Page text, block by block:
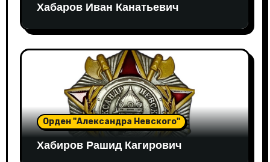
Хабаров Иван Канатьевич
Орден "Александра Невского"
Хабиров Рашид Кагирович